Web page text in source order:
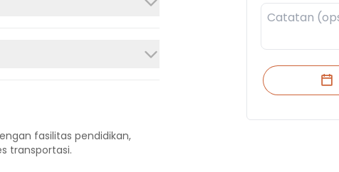
fasilitas pendidikan,
transportasi.